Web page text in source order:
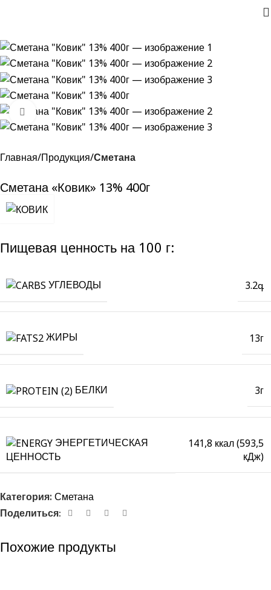
Нажмите, чтобы увеличить
Главная Продукция Сметана
Сметана «Ковик» 13% 400г
Пищевая ценность на 100 г:
УГЛЕВОДЫ 3.2գ
ЖИРЫ 13г
БЕЛКИ 3г
ЭНЕРГЕТИЧЕСКАЯ
ЦЕННОСТЬ
141,8 ккал (593,5
кДж)
Категория: Сметана
Поделиться։
Похожие продукты